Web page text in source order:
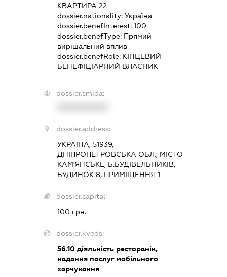
КВАРТИРА 22
dossier.nationality:Україна
dossier.benefInterest:100
dossier.benefType: Прямий
вирішальний вплив
dossier.benefRole: КІНЦЕВИЙ
БЕНЕФІЦІАРНИЙ ВЛАСНИК
dossier.smida:
dossier.address:
УКРАЇНА, 51939,
ДНІПРОПЕТРОВСЬКА ОБЛ., МІСТО
КАМ'ЯНСЬКЕ, Б.БУДІВЕЛЬНИКІВ,
БУДИНОК 8, ПРИМІЩЕННЯ 1
dossier.capital:
100 грн.
dossier.kveds:
56.10 діяльність ресторанів,
надання послуг мобільного
харчування